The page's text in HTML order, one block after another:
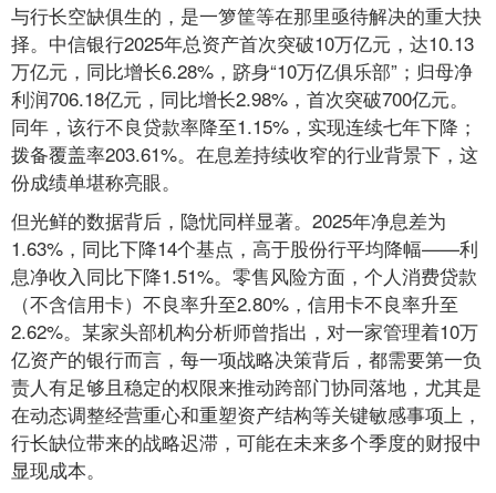
与行长空缺俱生的，是一箩筐等在那里亟待解决的重大抉
择。中信银行2025年总资产首次突破10万亿元，达10.13
万亿元，同比增长6.28%，跻身“10万亿俱乐部”；归母净
利润706.18亿元，同比增长2.98%，首次突破700亿元。
同年，该行不良贷款率降至1.15%，实现连续七年下降；
拨备覆盖率203.61%。在息差持续收窄的行业背景下，这
份成绩单堪称亮眼。
但光鲜的数据背后，隐忧同样显著。2025年净息差为
1.63%，同比下降14个基点，高于股份行平均降幅——利
息净收入同比下降1.51%。零售风险方面，个人消费贷款
（不含信用卡）不良率升至2.80%，信用卡不良率升至
2.62%。某家头部机构分析师曾指出，对一家管理着10万
亿资产的银行而言，每一项战略决策背后，都需要第一负
责人有足够且稳定的权限来推动跨部门协同落地，尤其是
在动态调整经营重心和重塑资产结构等关键敏感事项上，
行长缺位带来的战略迟滞，可能在未来多个季度的财报中
显现成本。